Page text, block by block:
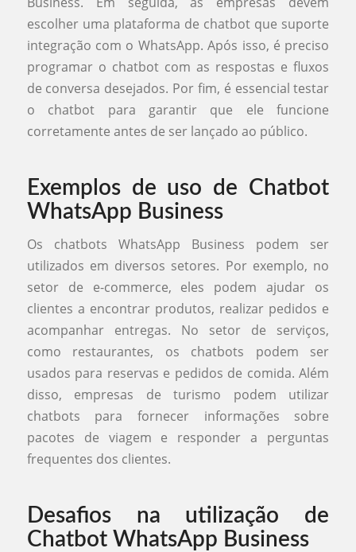
escolher uma plataforma de chatbot que suporte
integração com o WhatsApp. Após isso, é preciso
programar o chatbot com as respostas e fluxos
de conversa desejados. Por fim, é essencial testar
o chatbot para garantir que ele funcione
corretamente antes de ser lançado ao público.
Exemplos de uso de Chatbot
WhatsApp Business
Os chatbots WhatsApp Business podem ser
utilizados em diversos setores. Por exemplo, no
setor de e-commerce, eles podem ajudar os
clientes a encontrar produtos, realizar pedidos e
acompanhar entregas. No setor de serviços,
como restaurantes, os chatbots podem ser
usados para reservas e pedidos de comida. Além
disso, empresas de turismo podem utilizar
chatbots para fornecer informações sobre
pacotes de viagem e responder a perguntas
frequentes dos clientes.
Desafios na utilização de
Chatbot WhatsApp Business